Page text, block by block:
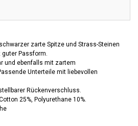
zarte Spitze und Strass-Steinen
guter Passform.
und ebenfalls mit zartem
Unterteile mit liebevollen
Rückenverschluss.
25%, Polyurethane 10%.